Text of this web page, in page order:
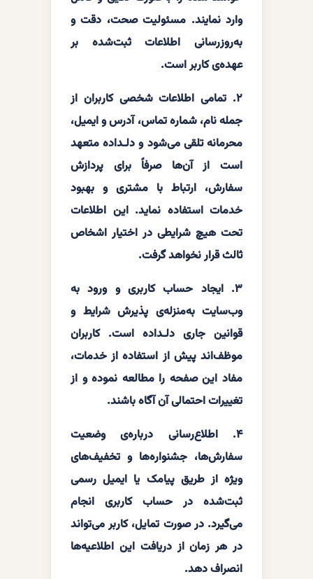
وارد نمایند. مسئولیت صحت، دقت و
به‌روزرسانی اطلاعات ثبت‌شده بر
عهده‌ی کاربر است.
۲. تمامی اطلاعات شخصی کاربران از
جمله نام، شماره تماس، آدرس و ایمیل،
محرمانه تلقی می‌شود و دلـداده متعهد
است از آن‌ها صرفاً برای پردازش
سفارش، ارتباط با مشتری و بهبود
خدمات استفاده نماید. این اطلاعات
تحت هیچ شرایطی در اختیار اشخاص
ثالث قرار نخواهد گرفت.
۳. ایجاد حساب کاربری و ورود به
وب‌سایت به‌منزله‌ی پذیرش شرایط و
قوانین جاری دلـداده است. کاربران
موظف‌اند پیش از استفاده از خدمات،
مفاد این صفحه را مطالعه نموده و از
تغییرات احتمالی آن آگاه باشند.
۴. اطلاع‌رسانی درباره‌ی وضعیت
سفارش‌ها، جشنواره‌ها و تخفیف‌های
ویژه از طریق پیامک یا ایمیل رسمی
ثبت‌شده در حساب کاربری انجام
می‌گیرد. در صورت تمایل، کاربر می‌تواند
در هر زمان از دریافت این اطلاعیه‌ها
انصراف دهد.